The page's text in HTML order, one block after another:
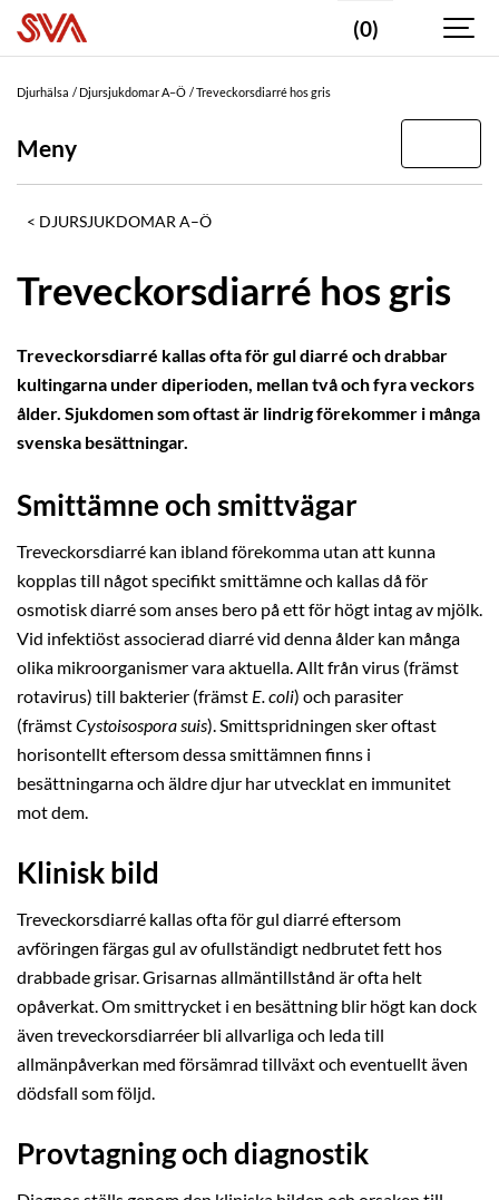
(0)
Djurhälsa Djursjukdomar A–Ö Treveckorsdiarré hos gris
Meny
DJURSJUKDOMAR A–Ö
Treveckorsdiarré hos gris
Treveckorsdiarré kallas ofta för gul diarré och drabbar
kultingarna under diperioden, mellan två och fyra veckors
ålder. Sjukdomen som oftast är lindrig förekommer i många
svenska besättningar.
Smittämne och smittvägar
Treveckorsdiarré kan ibland förekomma utan att kunna
kopplas till något specifikt smittämne och kallas då för
osmotisk diarré som anses bero på ett för högt intag av mjölk.
Vid infektiöst associerad diarré vid denna ålder kan många
olika mikroorganismer vara aktuella. Allt från virus (främst
rotavirus) till bakterier (främst E. coli) och parasiter
(främstCystoisospora suis). Smittspridningen sker oftast
horisontellt eftersom dessa smittämnen finns i
besättningarna och äldre djur har utvecklat en immunitet
mot dem.
Klinisk bild
Treveckorsdiarré kallas ofta för gul diarré eftersom
avföringen färgas gul av ofullständigt nedbrutet fett hos
drabbade grisar. Grisarnas allmäntillstånd är ofta helt
opåverkat. Om smittrycket i en besättning blir högt kan dock
även treveckorsdiarréer bli allvarliga och leda till
allmänpåverkan med försämrad tillväxt och eventuellt även
dödsfall som följd.
Provtagning och diagnostik